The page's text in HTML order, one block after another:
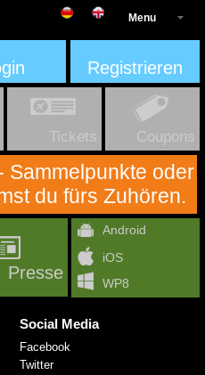
Menu
Registrieren
Tickets Coupons
Sammelpunkte oder
du fürs Zuhören.
Presse
Android
iOS
WP8
Social Media
Facebook
Twitter